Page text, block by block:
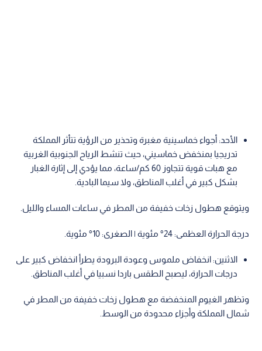
الأحد: أجواء خماسينية مغبرة وتحذير من الرؤية تتأثر المملكة
تدريجيا بمنخفض خماسيني، حيث تنشط الرياح الجنوبية الغربية
مع هبات قوية تتجاوز 60 كم/ساعة، مما يؤدي إلى إثارة الغبار
بشكل كبير في أغلب المناطق، ولا سيما البادية.
ويتوقع هطول زخات خفيفة من المطر في ساعات المساء والليل.
درجة الحرارة العظمى: 24° مئوية | الصغرى: 10° مئوية.
الاثنين: انخفاض ملموس وعودة البرودة يطرأ انخفاض كبير على
درجات الحرارة، ليصبح الطقس باردا نسبيا في أغلب المناطق.
وتظهر الغيوم المنخفضة مع هطول زخات خفيفة من المطر في
شمال المملكة وأجزاء محدودة من الوسط.